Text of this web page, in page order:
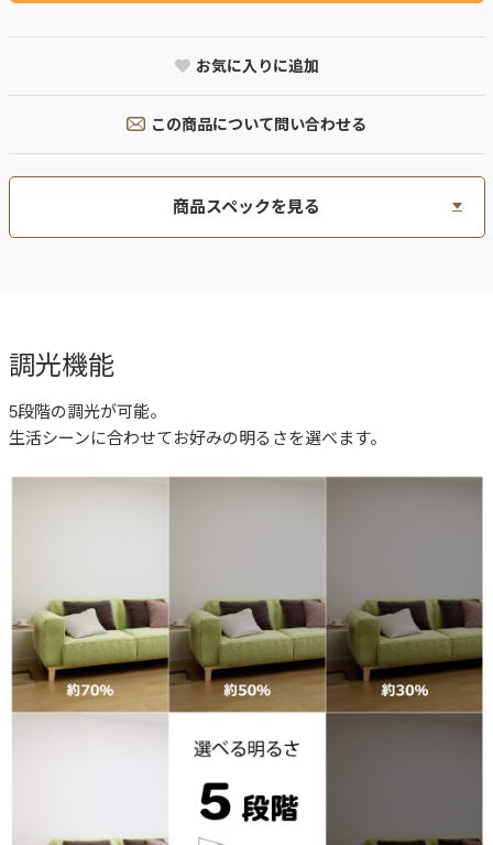
お気に入りに追加
この商品について問い合わせる
商品スペックを見る
調光機能
5段階の調光が可能。
生活シーンに合わせてお好みの明るさを選べます。